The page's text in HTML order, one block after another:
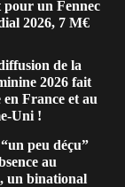
pour un Fennec
2026, 7 M€
de la
2026 fait
en France et au
Uni !
peu déçu”
au
un binational